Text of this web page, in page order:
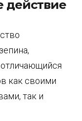
действие
отличающийся
как своими
так и